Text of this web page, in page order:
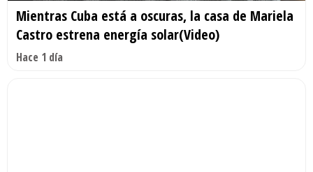
Mientras Cuba está a oscuras, la casa de Mariela
Castro estrena energía solar(Video)
Hace 1 día